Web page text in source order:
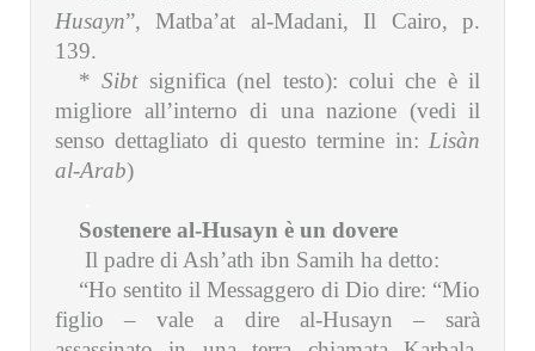
Husayn”, Matba’at al-Madani, Il Cairo, p.
139.
*Sibt significa (nel testo): colui che è il
migliore all’interno di una nazione (vedi il
senso dettagliato di questo termine in: Lisàn
al-Arab)
Sostenere al-Husayn è un dovere
Il padre di Ash’ath ibn Samih ha detto:
“Ho sentito il Messaggero di Dio dire: “Mio
figlio – vale a dire al-Husayn – sarà